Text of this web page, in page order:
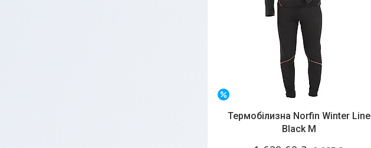
Термобілизна Norfin Winter Line
Black M